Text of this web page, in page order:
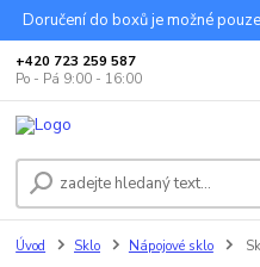
Doručení do boxů je možné
+420 723 259 587
Po - Pá 9:00 - 16:00
Úvod Sklo Nápojové sklo